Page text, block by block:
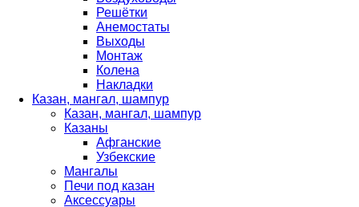
Решётки
Анемостаты
Выходы
Монтаж
Колена
Накладки
Казан, мангал, шампур
Казан, мангал, шампур
Казаны
Афганские
Узбекские
Мангалы
Печи под казан
Аксессуары